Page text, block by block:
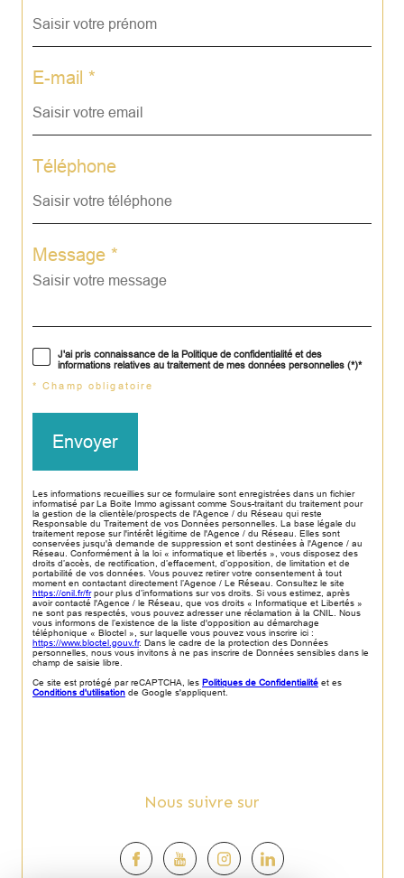
E-mail *
Téléphone
Message *
J'ai pris connaissance de la Politique de confidentialité et des
informations relatives au traitement de mes données personnelles (*)*
* Champ obligatoire
Envoyer
Les informations recueillies sur ce formulaire sont enregistrées dans un fichier
informatisé par La Boite Immo agissant comme Sous-traitant du traitement pour
la gestion de la clientèle/prospects de l'Agence / du Réseau qui reste
Responsable du Traitement de vos Données personnelles. La base légale du
traitement repose sur l'intérêt légitime de l'Agence / du Réseau. Elles sont
conservées jusqu'à demande de suppression et sont destinées à l'Agence / au
Réseau. Conformément à la loi « informatique et libertés », vous disposez des
droits d’accès, de rectification, d’effacement, d’opposition, de limitation et de
portabilité de vos données. Vous pouvez retirer votre consentement à tout
moment en contactant directement l’Agence / Le Réseau. Consultez le site
https://cnil.fr/frpour plus d’informations sur vos droits. Si vous estimez, après
avoir contacté l'Agence / le Réseau, que vos droits « Informatique et Libertés »
ne sont pas respectés, vous pouvez adresser une réclamation à la CNIL. Nous
vous informons de l’existence de la liste d'opposition au démarchage
téléphonique « Bloctel », sur laquelle vous pouvez vous inscrire ici :
https://www.bloctel.gouv.fr. Dans le cadre de la protection des Données
personnelles, nous vous invitons à ne pas inscrire de Données sensibles dans le
champ de saisie libre.
Ce site est protégé par reCAPTCHA, les Politiques de Confidentialité et es
Conditions d'utilisation de Google s'appliquent.
Nous suivre sur